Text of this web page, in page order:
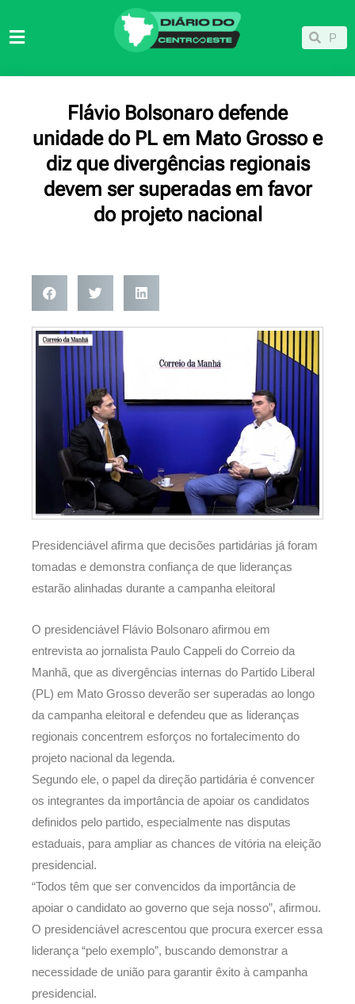
para
Pesquisar
Flávio Bolsonaro defende
unidade do PL em Mato Grosso e
diz que divergências regionais
devem ser superadas em favor
do projeto nacional
Presidenciável afirma que decisões partidárias já foram
tomadas e demonstra confiança de que lideranças
estarão alinhadas durante a campanha eleitoral
O presidenciável Flávio Bolsonaro afirmou em
entrevista ao jornalista Paulo Cappeli do Correio da
Manhã, que as divergências internas do Partido Liberal
(PL) em Mato Grosso deverão ser superadas ao longo
da campanha eleitoral e defendeu que as lideranças
regionais concentrem esforços no fortalecimento do
projeto nacional da legenda.
Segundo ele, o papel da direção partidária é convencer
os integrantes da importância de apoiar os candidatos
definidos pelo partido, especialmente nas disputas
estaduais, para ampliar as chances de vitória na eleição
presidencial.
“Todos têm que ser convencidos da importância de
apoiar o candidato ao governo que seja nosso”, afirmou.
O presidenciável acrescentou que procura exercer essa
liderança “pelo exemplo”, buscando demonstrar a
necessidade de união para garantir êxito à campanha
presidencial.